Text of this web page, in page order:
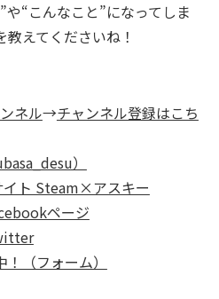
“こんなこと”になってしま
えてくださいね！
ネル→チャンネル登録はこち
）
ト Steam×アスキー
ページ
（フォーム）